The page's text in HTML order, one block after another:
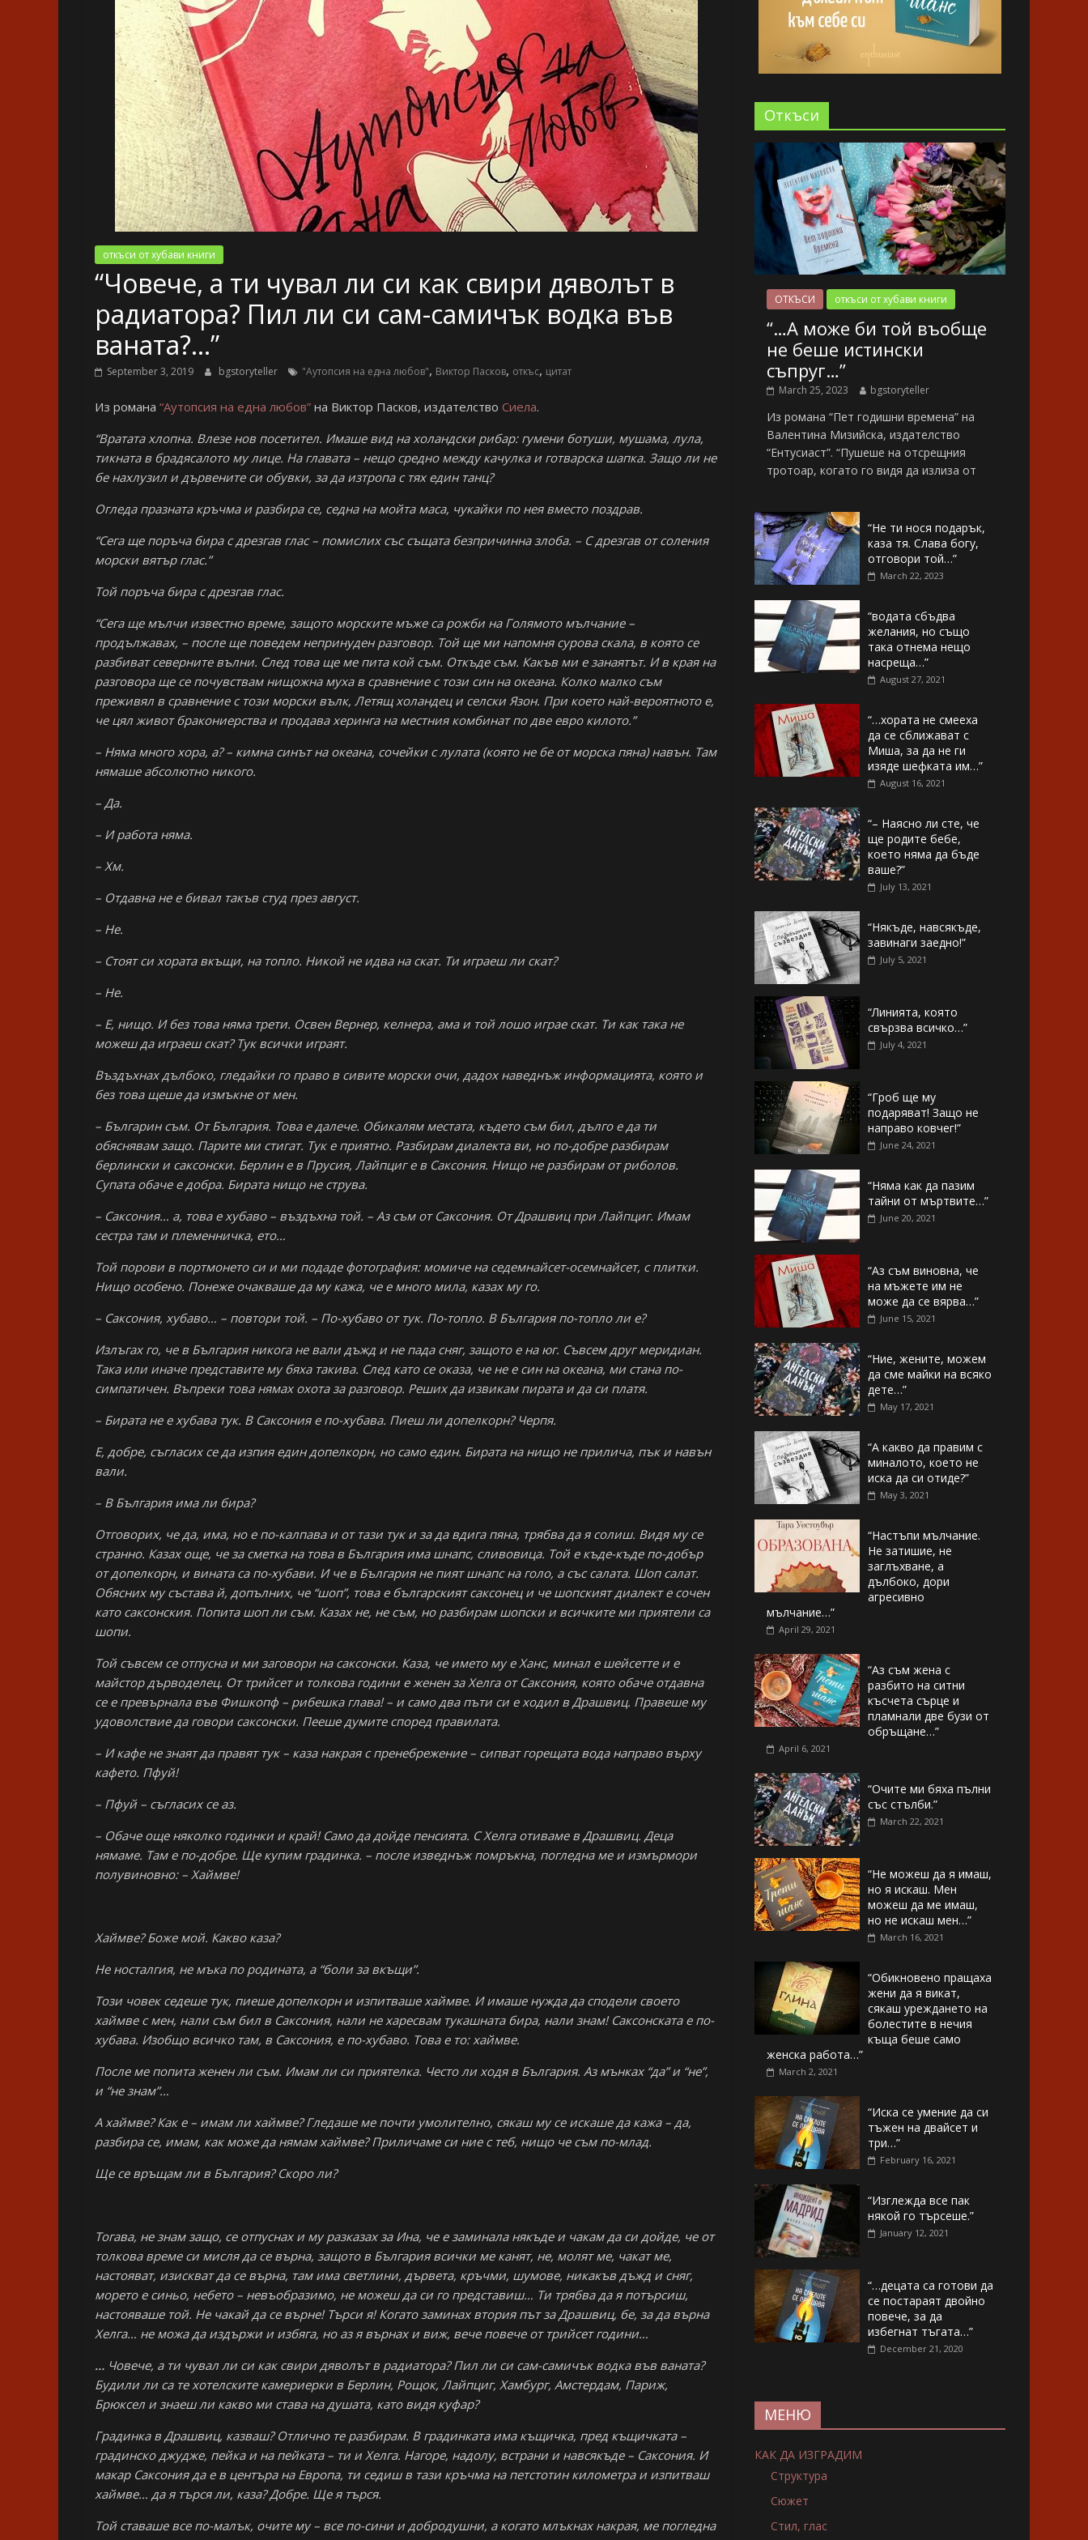
откъси от хубави книги
“Човече, а ти чувал ли си как свири дяволът в
радиатора? Пил ли си сам-самичък водка във
ваната?…”
September 3, 2019 bgstoryteller "Аутопсия на една любов", Виктор Пасков, откъс, цитат
Из романа “Аутопсия на една любов” на Виктор Пасков, издателство Сиела.
“Вратата хлопна. Влезе нов посетител. Имаше вид на холандски рибар: гумени ботуши, мушама, лула,
тикната в брадясалото му лице. На главата – нещо средно между качулка и готварска шапка. Защо ли не
бе нахлузил и дървените си обувки, за да изтропа с тях един танц?
Огледа празната кръчма и разбира се, седна на мойта маса, чукайки по нея вместо поздрав.
“Сега ще поръча бира с дрезгав глас – помислих със същата безпричинна злоба. – С дрезгав от соления
морски вятър глас.”
Той поръча бира с дрезгав глас.
“Сега ще мълчи известно време, защото морските мъже са рожби на Голямото мълчание –
продължавах, – после ще поведем непринуден разговор. Той ще ми напомня сурова скала, в която се
разбиват северните вълни. След това ще ме пита кой съм. Откъде съм. Какъв ми е занаятът. И в края на
разговора ще се почувствам нищожна муха в сравнение с този син на океана. Колко малко съм
преживял в сравнение с този морски вълк, Летящ холандец и селски Язон. При което най-вероятното е,
че цял живот бракониерства и продава херинга на местния комбинат по две евро килото.”
– Няма много хора, а? – кимна синът на океана, сочейки с лулата (която не бе от морска пяна) навън. Там
нямаше абсолютно никого.
– Да.
– И работа няма.
– Хм.
– Отдавна не е бивал такъв студ през август.
– Не.
– Стоят си хората вкъщи, на топло. Никой не идва на скат. Ти играеш ли скат?
– Не.
– Е, нищо. И без това няма трети. Освен Вернер, келнера, ама и той лошо играе скат. Ти как така не
можеш да играеш скат? Тук всички играят.
Въздъхнах дълбоко, гледайки го право в сивите морски очи, дадох наведнъж информацията, която и
без това щеше да измъкне от мен.
– Българин съм. От България. Това е далече. Обикалям местата, където съм бил, дълго е да ти
обяснявам защо. Парите ми стигат. Тук е приятно. Разбирам диалекта ви, но по-добре разбирам
берлински и саксонски. Берлин е в Прусия, Лайпциг е в Саксония. Нищо не разбирам от риболов.
Супата обаче е добра. Бирата нищо не струва.
– Саксония… а, това е хубаво – въздъхна той. – Аз съм от Саксония. От Драшвиц при Лайпциг. Имам
сестра там и племенничка, ето…
Той порови в портмонето си и ми подаде фотография: момиче на седемнайсет-осемнайсет, с плитки.
Нищо особено. Понеже очакваше да му кажа, че е много мила, казах му го.
– Саксония, хубаво… – повтори той. – По-хубаво от тук. По-топло. В България по-топло ли е?
Излъгах го, че в България никога не вали дъжд и не пада сняг, защото е на юг. Съвсем друг меридиан.
Така или иначе представите му бяха такива. След като се оказа, че не е син на океана, ми стана по-
симпатичен. Въпреки това нямах охота за разговор. Реших да извикам пирата и да си платя.
– Бирата не е хубава тук. В Саксония е по-хубава. Пиеш ли допелкорн? Черпя.
Е, добре, съгласих се да изпия един допелкорн, но само един. Бирата на нищо не прилича, пък и навън
вали.
– В България има ли бира?
Отговорих, че да, има, но е по-калпава и от тази тук и за да вдига пяна, трябва да я солиш. Видя му се
странно. Казах още, че за сметка на това в България има шнапс, сливовица. Той е къде-къде по-добър
от допелкорн, и вината са по-хубави. И че в България не пият шнапс на голо, а със салата. Шоп салат.
Обясних му състава й, допълних, че “шоп”, това е българският саксонец и че шопският диалект е сочен
като саксонския. Попита шоп ли съм. Казах не, не съм, но разбирам шопски и всичките ми приятели са
шопи.
Той съвсем се отпусна и ми заговори на саксонски. Каза, че името му е Ханс, минал е шейсетте и е
майстор дърводелец. От трийсет и толкова години е женен за Хелга от Саксония, която обаче отдавна
се е превърнала във Фишкопф – рибешка глава! – и само два пъти си е ходил в Драшвиц. Правеше му
удоволствие да говори саксонски. Пееше думите според правилата.
– И кафе не знаят да правят тук – каза накрая с пренебрежение – сипват горещата вода направо върху
кафето. Пфуй!
– Пфуй – съгласих се аз.
– Обаче още няколко годинки и край! Само да дойде пенсията. С Хелга отиваме в Драшвиц. Деца
нямаме. Там е по-добре. Ще купим градинка. – после изведнъж помръкна, погледна ме и измърмори
полувиновно: – Хаймве!
Хаймве? Боже мой. Какво каза?
Не носталгия, не мъка по родината, а “боли за вкъщи”.
Този човек седеше тук, пиеше допелкорн и изпитваше хаймве. И имаше нужда да сподели своето
хаймве с мен, нали съм бил в Саксония, нали не харесвам тукашната бира, нали знам! Саксонската е по-
хубава. Изобщо всичко там, в Саксония, е по-хубаво. Това е то: хаймве.
После ме попита женен ли съм. Имам ли си приятелка. Често ли ходя в България. Аз мънках “да” и “не”,
и “не знам”…
А хаймве? Как е – имам ли хаймве? Гледаше ме почти умолително, сякаш му се искаше да кажа – да,
разбира се, имам, как може да нямам хаймве? Приличаме си ние с теб, нищо че съм по-млад.
Ще се връщам ли в България? Скоро ли?
Тогава, не знам защо, се отпуснах и му разказах за Ина, че е заминала някъде и чакам да си дойде, че от
толкова време си мисля да се върна, защото в България всички ме канят, не, молят ме, чакат ме,
настояват, изискват да се върна, там има светлини, дървета, кръчми, шумове, никакъв дъжд и сняг,
морето е синьо, небето – невъобразимо, не можеш да си го представиш… Ти трябва да я потърсиш,
настояваше той. Не чакай да се върне! Търси я! Когато заминах втория път за Драшвиц, бе, за да върна
Хелга… не можа да издържи и избяга, но аз я върнах и виж, вече повече от трийсет години…
… Човече, а ти чувал ли си как свири дяволът в радиатора? Пил ли си сам-самичък водка във ваната?
Будили ли са те хотелските камериерки в Берлин, Рощок, Лайпциг, Хамбург, Амстердам, Париж,
Брюксел и знаеш ли какво ми става на душата, като видя куфар?
Градинка в Драшвиц, казваш? Отлично те разбирам. В градинката има къщичка, пред къщичката –
градинско джудже, пейка и на пейката – ти и Хелга. Нагоре, надолу, встрани и навсякъде – Саксония. И
макар Саксония да е в центъра на Европа, ти седиш в тази кръчма на петстотин километра и изпитваш
хаймве… да я търся ли, каза? Добре. Ще я търся.
Той ставаше все по-малък, очите му – все по-сини и добродушни, а когато млъкнах накрая, ме погледна
Oткъси
ОТКЪСИ откъси от хубави книги
“…А може би той въобще
не беше истински
съпруг…”
March 25, 2023 bgstoryteller
Из романа “Пет годишни времена” на
Валентина Мизийска, издателство
“Ентусиаст”. “Пушеше на отсрещния
тротоар, когато го видя да излиза от
“Не ти нося подарък,
каза тя. Слава богу,
отговори той…”
March 22, 2023
“водата сбъдва
желания, но също
така отнема нещо
насреща…”
August 27, 2021
“…хората не смееха
да се сближават с
Миша, за да не ги
изяде шефката им…”
August 16, 2021
“– Наясно ли сте, че
ще родите бебе,
което няма да бъде
ваше?”
July 13, 2021
“Някъде, навсякъде,
завинаги заедно!”
July 5, 2021
“Линията, която
свързва всичко…”
July 4, 2021
“Гроб ще му
подаряват! Защо не
направо ковчег!”
June 24, 2021
“Няма как да пазим
тайни от мъртвите…”
June 20, 2021
“Аз съм виновна, че
на мъжете им не
може да се вярва…”
June 15, 2021
“Ние, жените, можем
да сме майки на всяко
дете…”
May 17, 2021
“А какво да правим с
миналото, което не
иска да си отиде?”
May 3, 2021
“Настъпи мълчание.
Не затишие, не
заглъхване, а
дълбоко, дори
агресивно
мълчание…”
April 29, 2021
“Аз съм жена с
разбито на ситни
късчета сърце и
пламнали две бузи от
обръщане…”
April 6, 2021
“Очите ми бяха пълни
със стълби.”
March 22, 2021
“Не можеш да я имаш,
но я искаш. Мен
можеш да ме имаш,
но не искаш мен…”
March 16, 2021
“Обикновено пращаха
жени да я викат,
сякаш уреждането на
болестите в нечия
къща беше само
женска работа…”
March 2, 2021
“Иска се умение да си
тъжен на двайсет и
три…”
February 16, 2021
“Изглежда все пак
някой го търсеше.”
January 12, 2021
“…децата са готови да
се постараят двойно
повече, за да
избегнат тъгата…”
December 21, 2020
МЕНЮ
КАК ДА ИЗГРАДИМ
Структура
Сюжет
Стил, глас